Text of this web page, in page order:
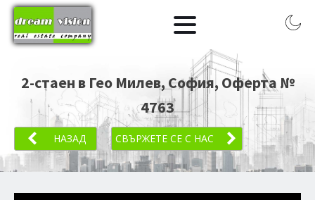
2-стаен в Гео Милев, София, Оферта №
4763
НАЗАД СВЪРЖЕТЕ СЕ С НАС